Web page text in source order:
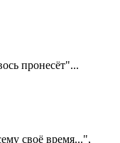
пронесёт"...
своё время...",